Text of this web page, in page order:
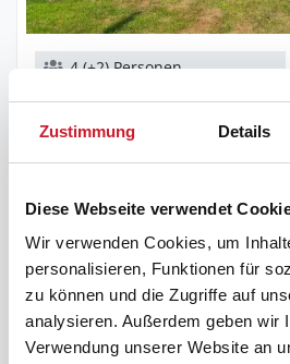
Zustimmung Details
Diese Webseite verwendet
Wir verwenden Cookies, um
personalisieren, Funktionen für
zu können und die Zugriffe auf
analysieren. Außerdem geben wir
Verwendung unserer Website an
4 (+2) Personen
keine Haustiere
3 Schlafzimmer
200 m zum Wasser
Sonne und Strand
1